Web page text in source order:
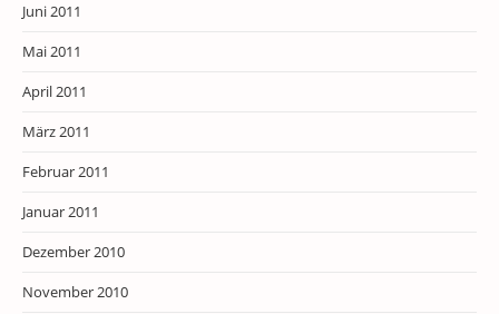
Juni 2011
Mai 2011
April 2011
März 2011
Februar 2011
Januar 2011
Dezember 2010
November 2010